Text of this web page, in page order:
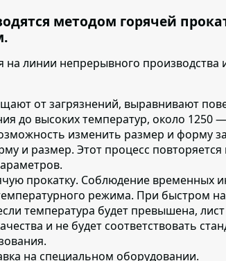
методом горячей
на линии непрерывного производства
от загрязнений, выравнивают
до высоких температур, около 1250
изменить размер и форму
и размер. Этот процесс повторяется
прокатку. Соблюдение временных
режима. При быстром
температура будет превышена,
и не будет соответствовать
на специальном оборудовании.